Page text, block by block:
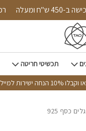
ב-450 ש"ח ומעלה
תכשיטי חריטה
למייל!
כסף 925